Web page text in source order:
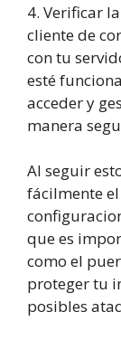
4. Verificar
cliente de
con tu
esté
acceder y
manera
Al seguir
fácilmente
que es
como el
proteger tu
posibles